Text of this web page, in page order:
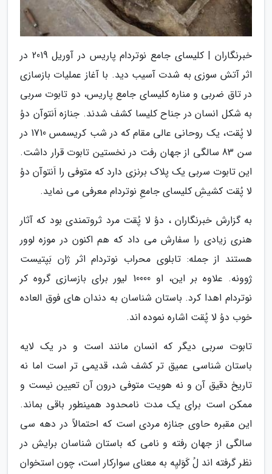
خبرنگاران | کلیسای جامع نوتردام پاریس در آوریل 2019 در
اثر آتش سوزی به شدت آسیب دید. با آغاز عملیات بازسازی
در تاق ضربی و مناره کلیسای جامع پاریس، دو تابوت سربی
به شکل انسان در جناح کلیسا کشف شدند. جنازه اَنتوآن دوُ
لا پُقت، یک روحانی عالی مقام که در شب کریسمس 1710 در
سن 83 سالگی از جهان رفت در نخستین تابوت قرار داشت.
این تابوت سربی یک پلاک برنزی دارد که متوفی را اَنتوآن دوُ
لا پُقت کشیشِ کلیسای جامعِ نوتردام معرفی می نماید.
به گزارش خبرنگاران ، دوُ لا پُقت مرد ثروتمندی بود که آثار
هنری زیادی را سفارش می داد که هم اکنون در موزه لوور
هستند از جمله: تابلوی محراب نوتردام اثر ژان بَپتیست
ژوونه. علاوه بر این، او 10000 لیور برای بازسازی گروه کر
نوتردام اهدا کرد. باستان شناسان به دندان های فوق العاده
خوب دوُ لا پُقت اشاره نموده اند.
تابوت سربی دیگر که انسان مانند است و در یک لایه
باستان شناسی عمیق تر کشف شد، قدیمی تر است اما نه
تاریخ دقیق آن و نه هویت متوفی درون آن تعیین نیست و
ممکن است برای یک مدت نامحدود همینطور باقی بماند.
این مقبره حاوی جنازه مردی است که احتمالاً در دهه سی
سالگی از جهان رفته و نامی که باستان شناسان برایش در
نظر گرفته اند لُ کَوَلیِه به معنای سوارکار است، چون استخوان